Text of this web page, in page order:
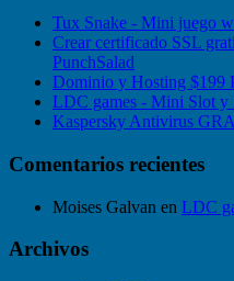
Tux Snake - Mini juego
Crear certificado SSL
PunchSalad
Dominio y Hosting $199
LDC games - Mini Slot y
Kaspersky Antivirus
Comentarios recientes
Moises Galvan en LDC
Archivos